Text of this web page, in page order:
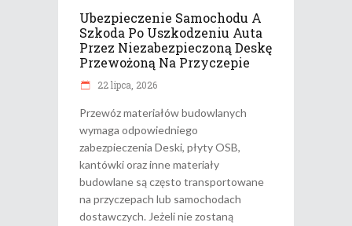
Ubezpieczenie Samochodu A
Szkoda Po Uszkodzeniu Auta
Przez Niezabezpieczoną Deskę
Przewożoną Na Przyczepie
22 lipca, 2026
Przewóz materiałów budowlanych
wymaga odpowiedniego
zabezpieczenia Deski, płyty OSB,
kantówki oraz inne materiały
budowlane są często transportowane
na przyczepach lub samochodach
dostawczych. Jeżeli nie zostaną